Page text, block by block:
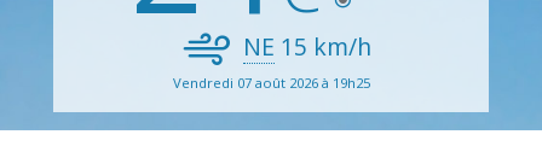
NE 15 km/h
Vendredi 07 août 2026 à 19h25